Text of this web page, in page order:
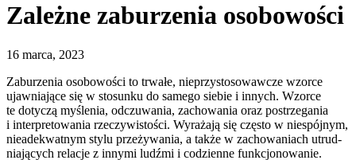
Zależne zaburzenia osobowości
16 marca, 2023
Zaburzenia oso­bo­wo­ści to trwa­łe, nie­przy­sto­so­waw­cze wzor­ce
ujaw­nia­ją­ce się w sto­sun­ku do same­go sie­bie i innych. Wzorce
te doty­czą myśle­nia, odczu­wa­nia, zacho­wa­nia oraz postrze­ga­nia
i inter­pre­to­wa­nia rze­czy­wi­sto­ści. Wyrażają się czę­sto w nie­spój­nym,
nie­ade­kwat­nym sty­lu prze­ży­wa­nia, a tak­że w zacho­wa­niach utrud­
nia­ją­cych rela­cje z inny­mi ludź­mi i codzien­ne funk­cjo­no­wa­nie.